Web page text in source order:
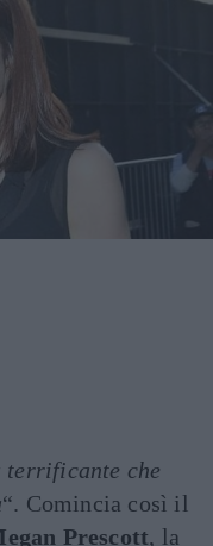
terrificante che
“. Comincia così il
Prescott, la